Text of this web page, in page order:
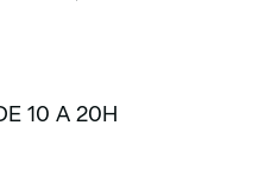
10 A 20H